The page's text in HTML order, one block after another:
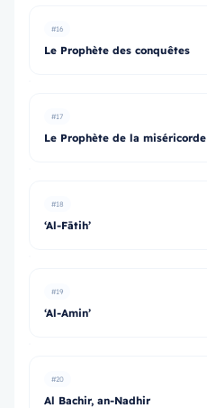
#16
Le Prophète des conquêtes
#17
Le Prophète de la miséricorde
#18
‘Al-Fātih’
#19
‘Al-Amin’
#20
Al Bachir, an-Nadhir